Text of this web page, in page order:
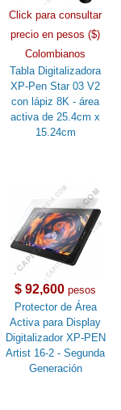
Click para consultar
precio en pesos ($)
Colombianos
Tabla Digitalizadora
XP-Pen Star 03 V2
con lápiz 8K - área
activa de 25.4cm x
15.24cm
$ 92,600 pesos
Protector de Área
Activa para Display
Digitalizador XP-PEN
Artist 16-2 - Segunda
Generación